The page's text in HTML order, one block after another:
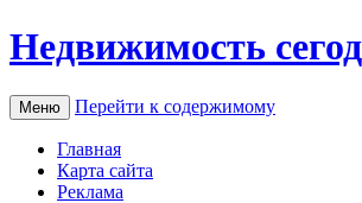
Недвижимость
Меню Перейти к содержимому
Главная
Карта сайта
Реклама